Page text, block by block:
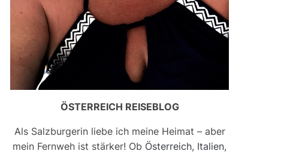
ÖSTERREICH REISEBLOG
Als Salzburgerin liebe ich meine Heimat – aber
mein Fernweh ist stärker! Ob Österreich, Italien,